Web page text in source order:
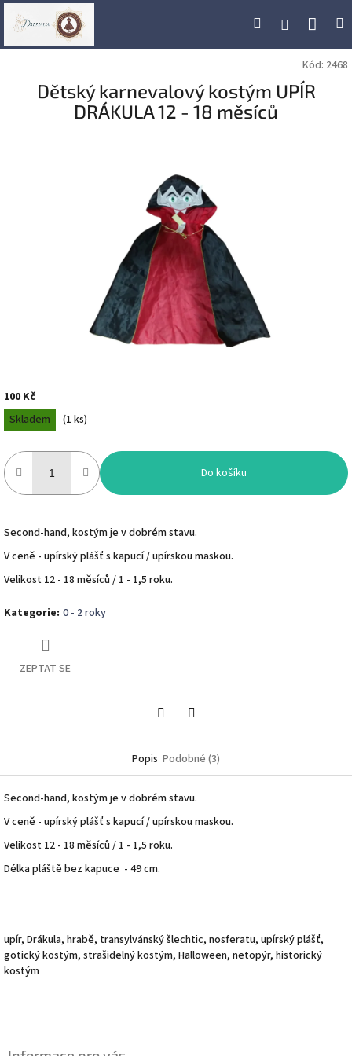
Přejít
Hledat Přihlášení
Kód: 2468
Dětský karnevalový kostým UPÍR
DRÁKULA 12 - 18 měsíců
100 Kč
Měrná
cena:
Skladem (1 ks)
Do košíku
Second-hand, kostým je v dobrém stavu.
V ceně - upírský plášť s kapucí / upírskou maskou.
Velikost 12 - 18 měsíců / 1 - 1,5 roku.
Kategorie: 0 - 2 roky
ZEPTAT SE
Popis Podobné (3)
Second-hand, kostým je v dobrém stavu.
V ceně - upírský plášť s kapucí / upírskou maskou.
Velikost 12 - 18 měsíců / 1 - 1,5 roku.
Délka pláště bez kapuce - 49 cm.
upír, Drákula, hrabě, transylvánský šlechtic, nosferatu, upírský plášť,
gotický kostým, strašidelný kostým, Halloween, netopýr, historický
kostým